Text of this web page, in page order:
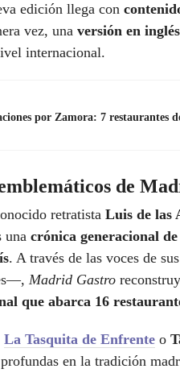
edición llega con
vez, una versión en inglés
internacional.
por Zamora: 7 restaurantes
de
retratista Luis de las
una crónica generacional
. A través de las voces de
Madrid Gastro
que abarca 16
La Tasquita de Enfrente o
en la tradición